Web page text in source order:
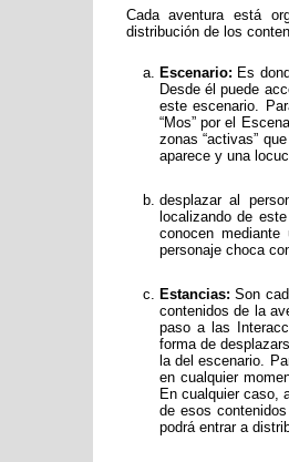
Cada aventura está
distribución de los
Escenario: Es
Desde él puede
este escenario.
“Mos” por el
zonas “activas”
aparece y una
desplazar al
localizando de
conocen
personaje choca
Estancias: Son
contenidos de la
paso a las
forma de
la del escenario.
en cualquier
En cualquier caso,
de esos
podrá entrar a